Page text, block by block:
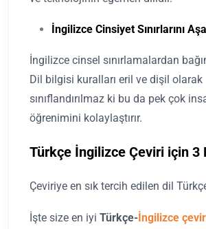
İngilizce Cinsiyet Sınırlarını
İngilizce cinsel sınırlamalardan
Dil bilgisi kuralları eril ve dişil olarak
sınıflandırılmaz ki bu da pek çok
öğrenimini kolaylaştırır.
Türkçe İngilizce Çeviri için 3
Çeviriye en sık tercih edilen dil
İşte size en iyi Türkçe-İngilizce